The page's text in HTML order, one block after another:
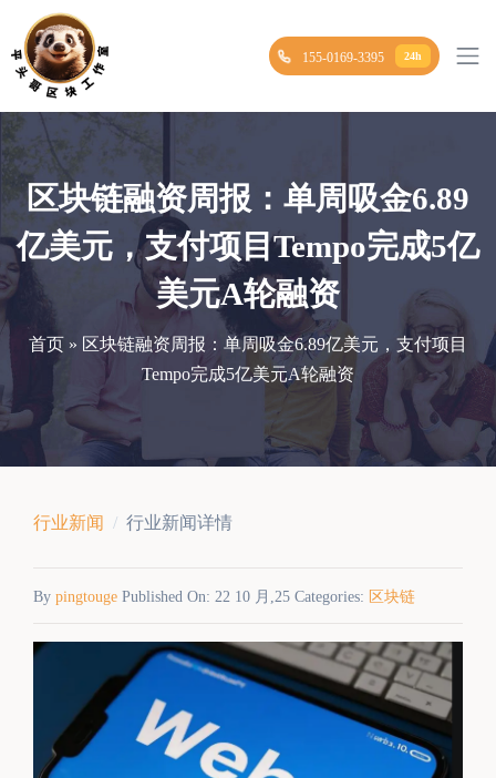
155-0169-3395 24h
区块链融资周报：单周吸金6.89
亿美元，支付项目Tempo完成5亿
美元A轮融资
首页 » 区块链融资周报：单周吸金6.89亿美元，支付项目
Tempo完成5亿美元A轮融资
行业新闻 行业新闻详情
By pingtouge Published On: 22 10 月,25 Categories: 区块链